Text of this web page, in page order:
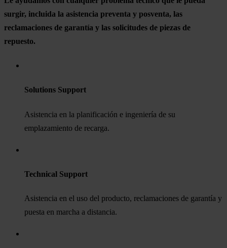
surgir, incluida la asistencia preventa y posventa, las
reclamaciones de garantía y las solicitudes de piezas de
repuesto.
Solutions Support
Asistencia en la planificación e ingeniería de su
emplazamiento de recarga.
Technical Support
Asistencia en el uso del producto, reclamaciones de garantía y
puesta en marcha a distancia.